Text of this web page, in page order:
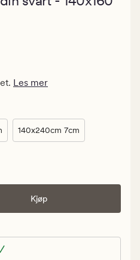
Les mer
140x240cm 7cm
Kjøp